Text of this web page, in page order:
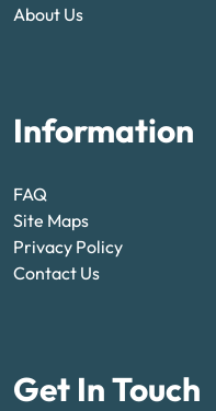
About Us
Information
FAQ
Site Maps
Privacy Policy
Contact Us
Get In Touch